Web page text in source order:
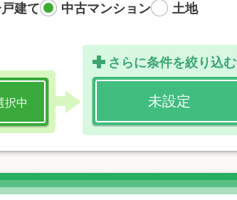
建て 中古マンション 土地
択中
さらに条件を絞り込む
未設定